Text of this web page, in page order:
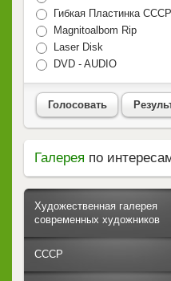
Гибкая Пластинка СССР
Magnitoalbom Rip
Laser Disk
DVD - AUDIO
Голосовать
Галерея по
Художественная галерея
современных художников
СССР